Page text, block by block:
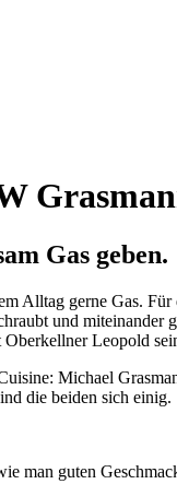
Gas geben.
Alltag gerne Gas.
und
Leopold
Michael
die beiden sich einig.
man guten